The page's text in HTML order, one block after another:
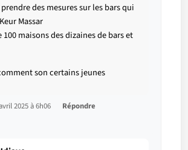
des mesures sur les bars qui
Massar
100 maisons des dizaines de bars et
son certains jeunes
2025 à 6h06 Répondre